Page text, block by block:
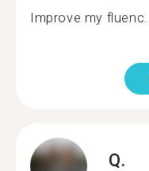
Improve my fluenc...
Q.